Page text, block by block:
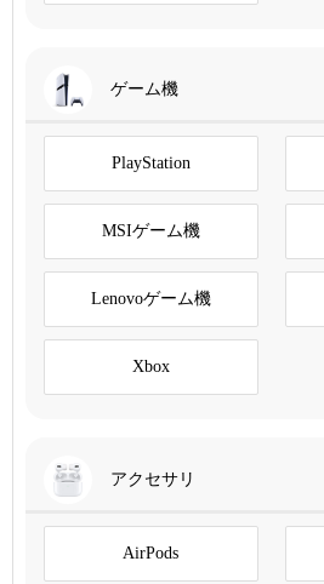
ゲーム機
PlayStation
MSIゲーム機
Lenovoゲーム機
Xbox
アクセサリ
AirPods